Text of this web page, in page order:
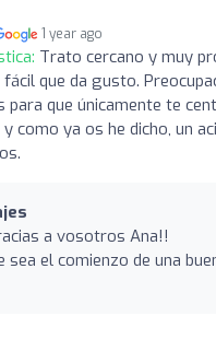
1 year ago
Trato cercano y muy
que da gusto.
que únicamente te
como ya os he dicho, un
a vosotros Ana!!
sea el comienzo de una